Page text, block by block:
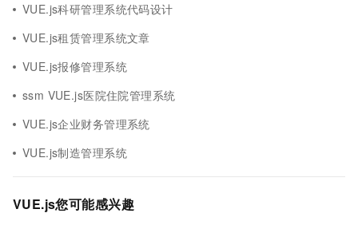
VUE.js科研管理系统代码设计
VUE.js租赁管理系统文章
VUE.js报修管理系统
ssm VUE.js医院住院管理系统
VUE.js企业财务管理系统
VUE.js制造管理系统
VUE.js您可能感兴趣